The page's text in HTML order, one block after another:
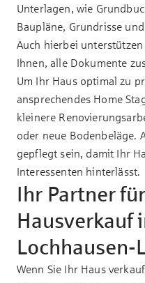
Unterlagen, wie
Baupläne, Grundrisse
Auch hierbei
Ihnen, alle Dokumente
Um Ihr Haus optimal zu
ansprechendes Home
kleinere
oder neue Bodenbeläge.
gepflegt sein, damit Ihr
Interessenten hinterlässt.
Ihr Partner
Hausverkauf
Lochhausen-
Wenn Sie Ihr Haus